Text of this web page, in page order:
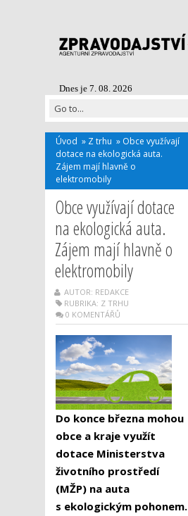
Dnes je 7. 08. 2026
Úvod » Z trhu » Obce využívají
dotace na ekologická auta.
Zájem mají hlavně o
elektromobily
Obce využívají dotace
na ekologická auta.
Zájem mají hlavně o
elektromobily
AUTOR: REDAKCE
RUBRIKA: Z TRHU
0 KOMENTÁŘŮ
Do konce března mohou
obce a kraje využít
dotace Ministerstva
životního prostředí
(MŽP) na auta
s ekologickým pohonem.